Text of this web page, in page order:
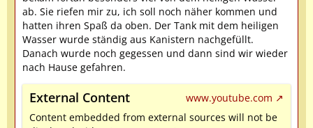
ab. Sie riefen mir zu, ich soll noch näher kommen und
hatten ihren Spaß da oben. Der Tank mit dem heiligen
Wasser wurde ständig aus Kanistern nachgefüllt.
Danach wurde noch gegessen und dann sind wir wieder
nach Hause gefahren.
External Content
www.youtube.com
Content embedded from external sources will not be